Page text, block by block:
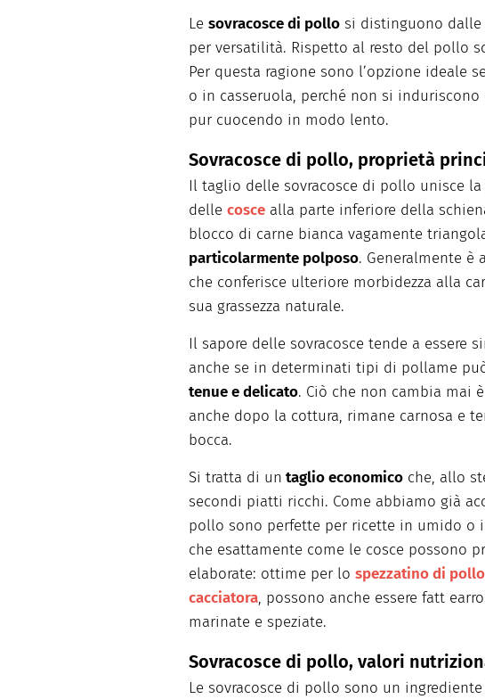
Le sovracosce di pollo si distinguono dalle
per versatilità. Rispetto al resto del pollo
Per questa ragione sono l’opzione ideale
o in casseruola, perché non si induriscono
pur cuocendo in modo lento.
Sovracosce di pollo, proprietà
Il taglio delle sovracosce di pollo unisce
delle cosce alla parte inferiore della
blocco di carne bianca vagamente
particolarmente polposo. Generalmente è
che conferisce ulteriore morbidezza alla
sua grassezza naturale.
Il sapore delle sovracosce tende a essere
anche se in determinati tipi di pollame
tenue e delicato. Ciò che non cambia mai
anche dopo la cottura, rimane carnosa e
bocca.
Si tratta di un taglio economico che, allo
secondi piatti ricchi. Come abbiamo già
pollo sono perfette per ricette in umido o
che esattamente come le cosce possono
elaborate: ottime per lo spezzatino di pollo
cacciatora, possono anche essere fatt
marinate e speziate.
Sovracosce di pollo, valori
Le sovracosce di pollo sono un